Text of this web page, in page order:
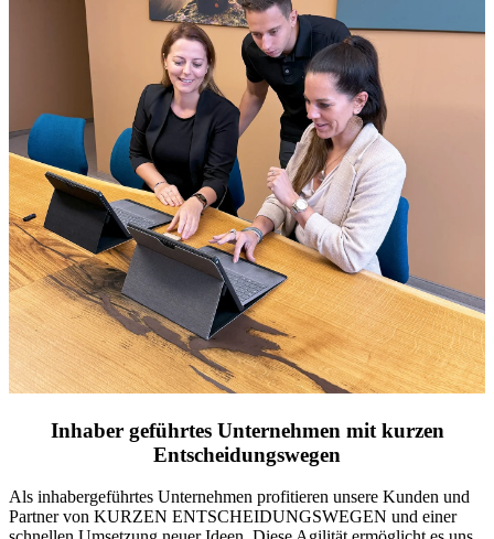
Inhaber geführtes Unternehmen mit kurzen
Entscheidungswegen
Als inhabergeführtes Unternehmen profitieren unsere Kunden und
Partner von KURZEN ENTSCHEIDUNGSWEGEN und einer